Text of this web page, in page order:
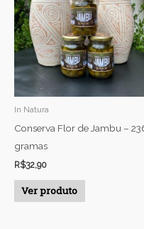
In Natura
Conserva Flor de Jambu –
gramas
R$32,90
Ver produto